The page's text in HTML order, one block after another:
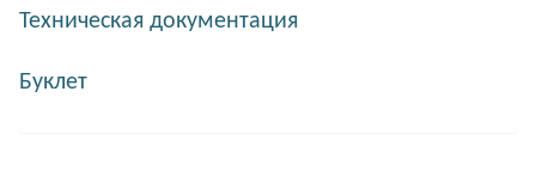
Техническая документация
Буклет